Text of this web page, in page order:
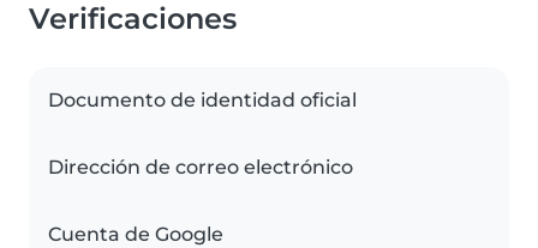
Verificaciones
Documento de identidad oficial
Dirección de correo electrónico
Cuenta de Google